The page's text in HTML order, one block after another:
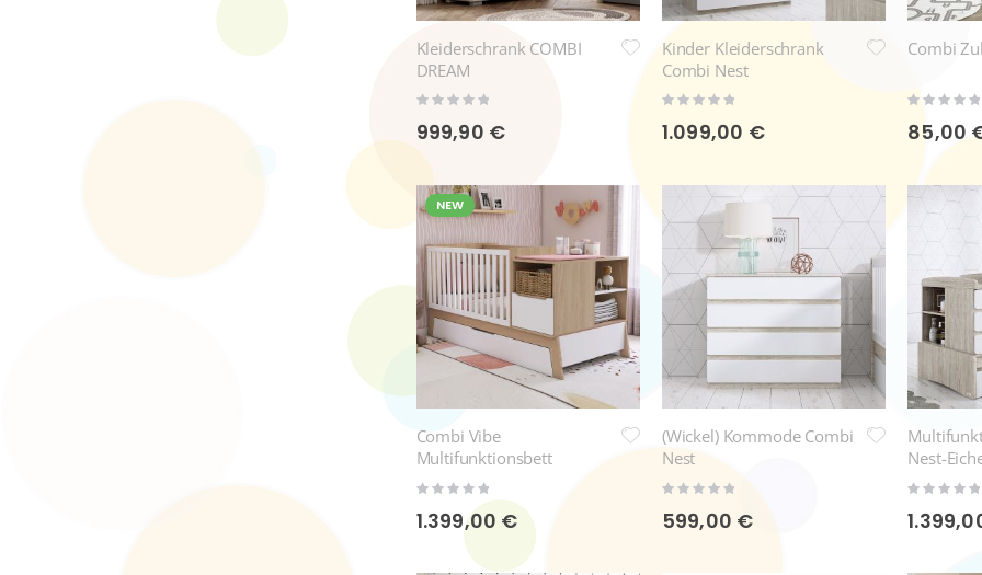
Kleiderschrank COMBI
DREAM
Rating:
999,90 €
Kinder Kleiderschrank
Combi Nest
Rating:
1.099,00 €
Combi
Rating:
85,00
NEW
Combi Vibe
Multifunktionsbett
Rating:
1.399,00 €
(Wickel) Kommode Combi
Nest
Rating:
599,00 €
Nest-
Rating: